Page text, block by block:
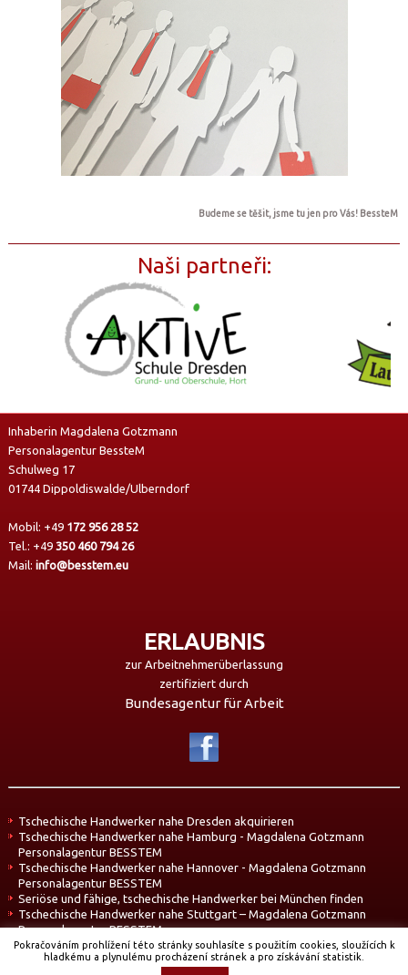
Budeme se těšit, jsme tu jen pro Vás! BessteM
Naši partneři:
Inhaberin Magdalena Gotzmann
Personalagentur BessteM
Schulweg 17
01744 Dippoldiswalde/Ulberndorf
Mobil: +49 172 956 28 52
Tel.: +49 350 460 794 26
Mail: info@besstem.eu
ERLAUBNIS
zur Arbeitnehmerüberlassung
zertifiziert durch
Bundesagentur für Arbeit
Tschechische Handwerker nahe Dresden akquirieren
Tschechische Handwerker nahe Hamburg - Magdalena Gotzmann
Personalagentur BESSTEM
Tschechische Handwerker nahe Hannover - Magdalena Gotzmann
Personalagentur BESSTEM
Seriöse und fähige, tschechische Handwerker bei München finden
Tschechische Handwerker nahe Stuttgart – Magdalena Gotzmann
Personalagentur BESSTEM
Copyright © 2026. All Rights Reserved.
Pokračováním prohlížení této stránky souhlasíte s použitím cookies, sloužících k
hladkému a plynulému procházení stránek a pro získávání statistik.